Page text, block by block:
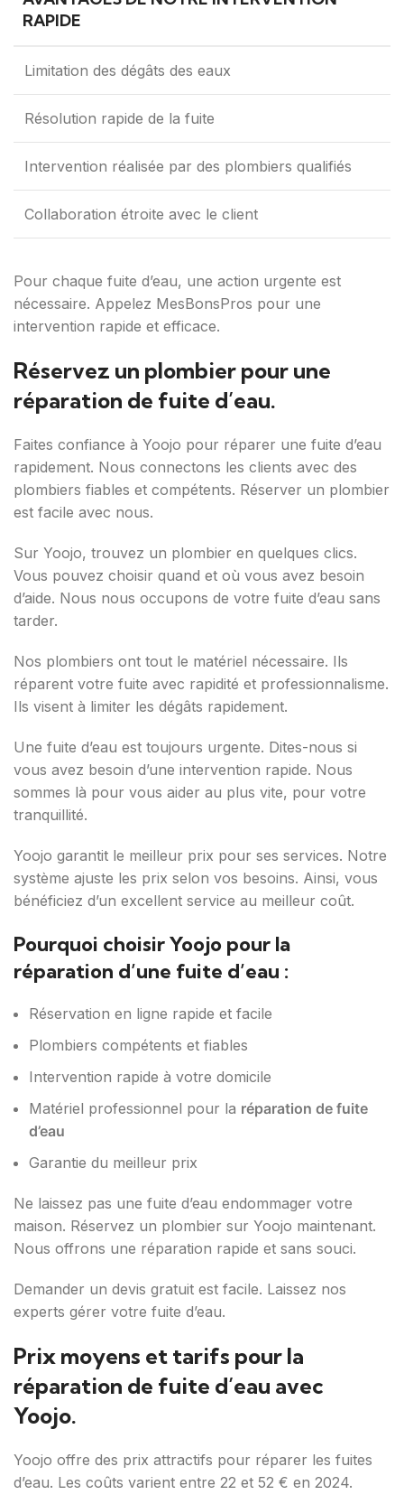
RAPIDE
Limitation des dégâts des eaux
Résolution rapide de la fuite
Intervention réalisée par des plombiers qualifiés
Collaboration étroite avec le client
Pour chaque fuite d’eau, une action urgente est
nécessaire. Appelez MesBonsPros pour une
intervention rapide et efficace.
Réservez un plombier pour une
réparation de fuite d’eau.
Faites confiance à Yoojo pour réparer une fuite d’eau
rapidement. Nous connectons les clients avec des
plombiers fiables et compétents. Réserver un plombier
est facile avec nous.
Sur Yoojo, trouvez un plombier en quelques clics.
Vous pouvez choisir quand et où vous avez besoin
d’aide. Nous nous occupons de votre fuite d’eau sans
tarder.
Nos plombiers ont tout le matériel nécessaire. Ils
réparent votre fuite avec rapidité et professionnalisme.
Ils visent à limiter les dégâts rapidement.
Une fuite d’eau est toujours urgente. Dites-nous si
vous avez besoin d’une intervention rapide. Nous
sommes là pour vous aider au plus vite, pour votre
tranquillité.
Yoojo garantit le meilleur prix pour ses services. Notre
système ajuste les prix selon vos besoins. Ainsi, vous
bénéficiez d’un excellent service au meilleur coût.
Pourquoi choisir Yoojo pour la
réparation d’une fuite d’eau :
Réservation en ligne rapide et facile
Plombiers compétents et fiables
Intervention rapide à votre domicile
Matériel professionnel pour la réparation de fuite
d’eau
Garantie du meilleur prix
Ne laissez pas une fuite d’eau endommager votre
maison. Réservez un plombier sur Yoojo maintenant.
Nous offrons une réparation rapide et sans souci.
Demander un devis gratuit est facile. Laissez nos
experts gérer votre fuite d’eau.
Prix moyens et tarifs pour la
réparation de fuite d’eau avec
Yoojo.
Yoojo offre des prix attractifs pour réparer les fuites
d’eau. Les coûts varient entre 22 et 52 € en 2024.